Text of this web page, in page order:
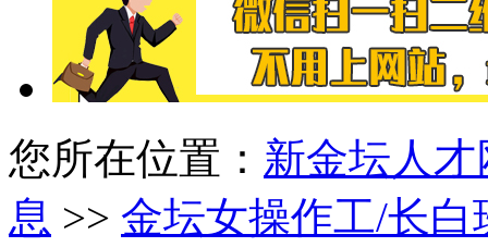
您所在位置： 新金坛人才
息 >> 金坛女操作工/长白